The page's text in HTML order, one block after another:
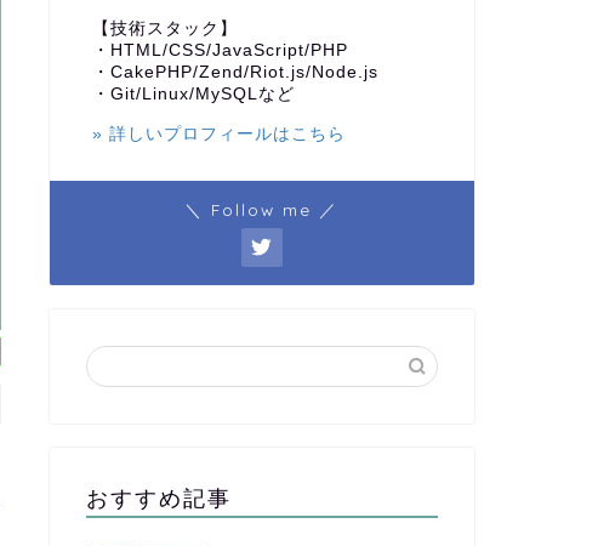
【技術スタック】
・HTML/CSS/JavaScript/PHP
・CakePHP/Zend/Riot.js/Node.js
・Git/Linux/MySQLなど
» 詳しいプロフィールはこちら
＼ Follow me ／
おすすめ記事